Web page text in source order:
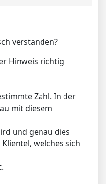
verstanden?
Hinweis richtig
Zahl. In der
mit diesem
und genau dies
welches sich